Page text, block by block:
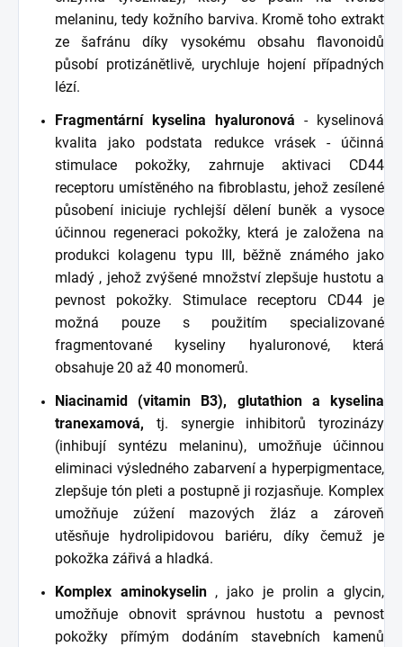
melaninu, tedy kožního barviva. Kromě toho extrakt
ze šafránu díky vysokému obsahu flavonoidů
působí protizánětlivě, urychluje hojení případných
lézí.
Fragmentární kyselina hyaluronová - kyselinová
kvalita jako podstata redukce vrásek - účinná
stimulace pokožky, zahrnuje aktivaci CD44
receptoru umístěného na fibroblastu, jehož zesílené
působení iniciuje rychlejší dělení buněk a vysoce
účinnou regeneraci pokožky, která je založena na
produkci kolagenu typu III, běžně známého jako
mladý , jehož zvýšené množství zlepšuje hustotu a
pevnost pokožky. Stimulace receptoru CD44 je
možná pouze s použitím specializované
fragmentované kyseliny hyaluronové, která
obsahuje 20 až 40 monomerů.
Niacinamid (vitamin B3), glutathion a kyselina
tranexamová, tj. synergie inhibitorů tyrozinázy
(inhibují syntézu melaninu), umožňuje účinnou
eliminaci výsledného zabarvení a hyperpigmentace,
zlepšuje tón pleti a postupně ji rozjasňuje. Komplex
umožňuje zúžení mazových žláz a zároveň
utěsňuje hydrolipidovou bariéru, díky čemuž je
pokožka zářivá a hladká.
Komplex aminokyselin, jako je prolin a glycin,
umožňuje obnovit správnou hustotu a pevnost
pokožky přímým dodáním stavebních kamenů